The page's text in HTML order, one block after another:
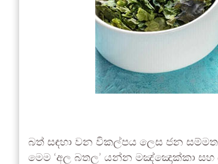
බත් සඳහා වන විකල්පය ලෙස ජන
මෙම ‘අල බතල’ යන්න මඤ්ඤොක්කා සහ